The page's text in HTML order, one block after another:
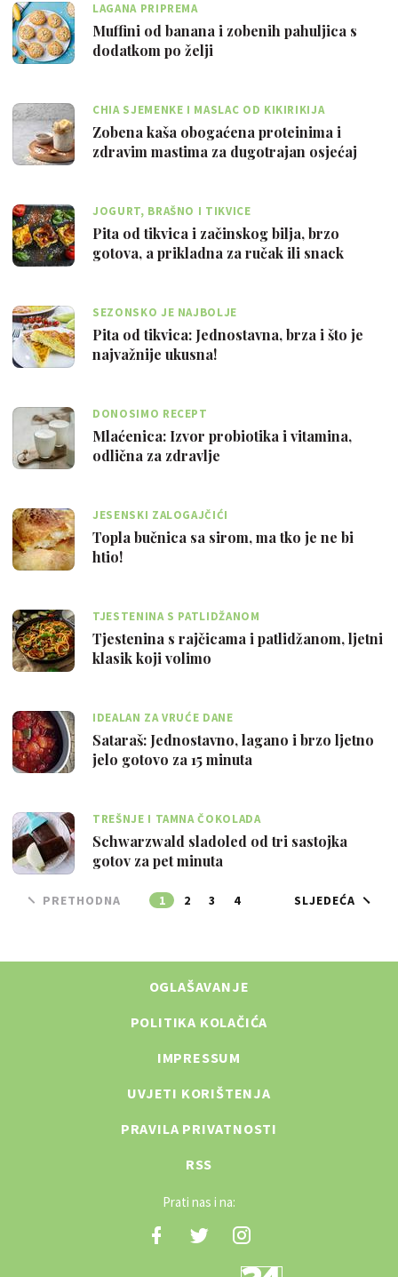
LAGANA PRIPREMA
Muffini od banana i zobenih pahuljica s
dodatkom po želji
CHIA SJEMENKE I MASLAC OD KIKIRIKIJA
Zobena kaša obogaćena proteinima i
zdravim mastima za dugotrajan osjećaj
JOGURT, BRAŠNO I TIKVICE
Pita od tikvica i začinskog bilja, brzo
gotova, a prikladna za ručak ili snack
SEZONSKO JE NAJBOLJE
Pita od tikvica: Jednostavna, brza i što je
najvažnije ukusna!
DONOSIMO RECEPT
Mlaćenica: Izvor probiotika i vitamina,
odlična za zdravlje
JESENSKI ZALOGAJČIĆI
Topla bučnica sa sirom, ma tko je ne bi
htio!
TJESTENINA S PATLIDŽANOM
Tjestenina s rajčicama i patlidžanom, ljetni
klasik koji volimo
IDEALAN ZA VRUĆE DANE
Sataraš: Jednostavno, lagano i brzo ljetno
jelo gotovo za 15 minuta
TREŠNJE I TAMNA ČOKOLADA
Schwarzwald sladoled od tri sastojka
gotov za pet minuta
PRETHODNA 1 2 3 4 SLJEDEĆA
OGLAŠAVANJE
POLITIKA KOLAČIĆA
IMPRESSUM
UVJETI KORIŠTENJA
PRAVILA PRIVATNOSTI
RSS
Prati nas i na: